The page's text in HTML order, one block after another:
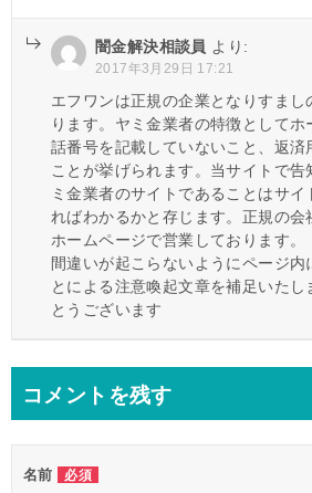
闇金解決相談員 より:
2017年3月29日 17:21
エフワンは正規の企業となりすまし
ります。ヤミ金業者の特徴として
話番号を記載していないこと、返済
ことが挙げられます。当サイトで
ミ金業者のサイトであることはサ
ればわかるかと存じます。正規の会
ホームページで営業しております。
間違いが起こらないようにページ内
とによる注意喚起文章を補足いた
とうございます
コメントを残す
名前 必須